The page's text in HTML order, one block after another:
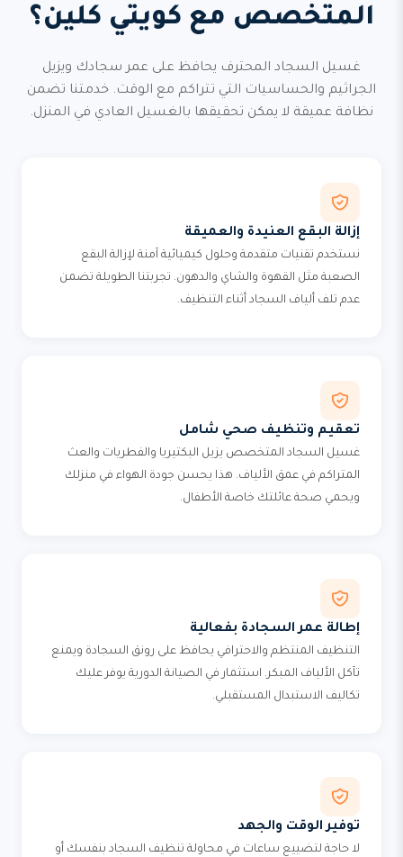
المتخصص مع كويتي كلين؟
غسيل السجاد المحترف يحافظ على عمر سجادك ويزيل
الجراثيم والحساسيات التي تتراكم مع الوقت. خدمتنا تضمن
نظافة عميقة لا يمكن تحقيقها بالغسيل العادي في المنزل.
إزالة البقع العنيدة والعميقة
نستخدم تقنيات متقدمة وحلول كيميائية آمنة لإزالة البقع
الصعبة مثل القهوة والشاي والدهون. تجربتنا الطويلة تضمن
عدم تلف ألياف السجاد أثناء التنظيف.
تعقيم وتنظيف صحي شامل
غسيل السجاد المتخصص يزيل البكتيريا والفطريات والعث
المتراكم في عمق الألياف. هذا يحسن جودة الهواء في منزلك
ويحمي صحة عائلتك خاصة الأطفال.
إطالة عمر السجادة بفعالية
التنظيف المنتظم والاحترافي يحافظ على رونق السجادة ويمنع
تآكل الألياف المبكر. استثمار في الصيانة الدورية يوفر عليك
تكاليف الاستبدال المستقبلي.
توفير الوقت والجهد
لا حاجة لتضييع ساعات في محاولة تنظيف السجاد بنفسك أو